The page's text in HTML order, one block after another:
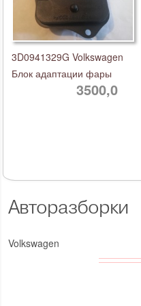
Авторазборки
Volkswagen
3D0941329G Volkswagen
Блок адаптации фары
3500,0